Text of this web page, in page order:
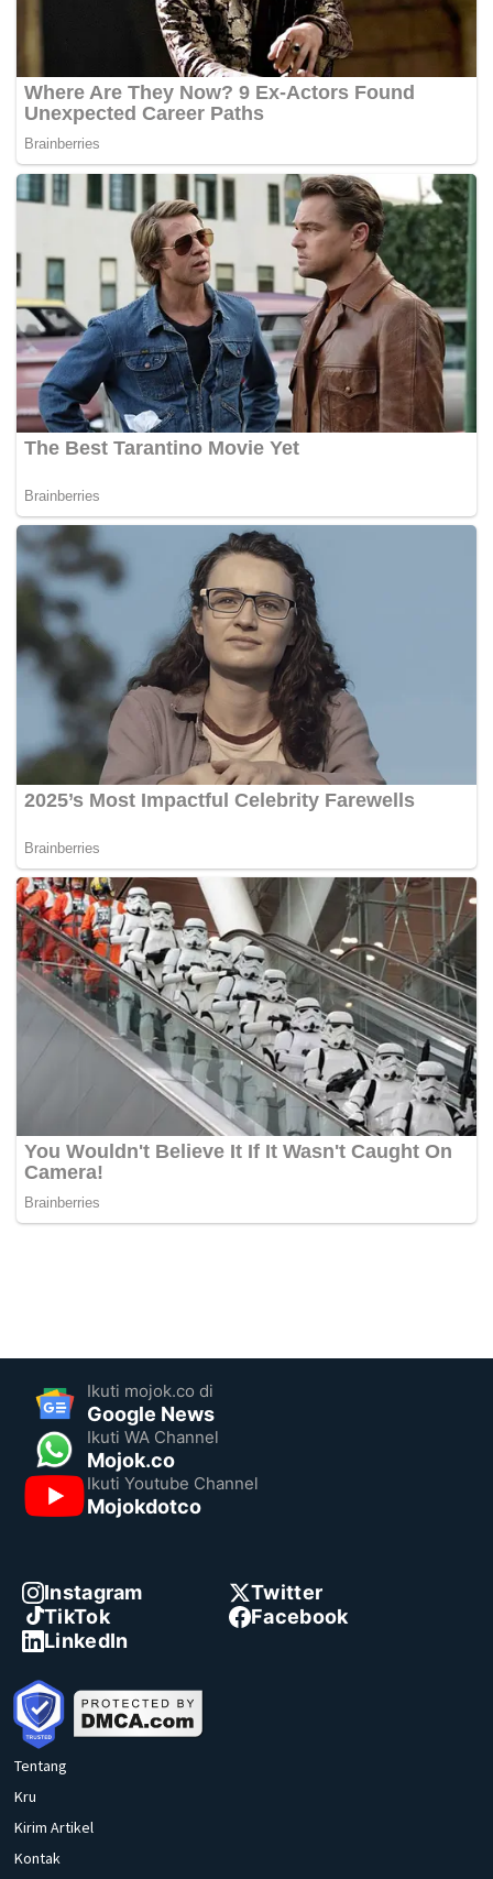
Ikuti mojok.co di
Google News
Ikuti WA Channel
Mojok.co
Ikuti Youtube Channel
Mojokdotco
Instagram
Twitter
TikTok
Facebook
LinkedIn
Tentang
Kru
Kirim Artikel
Kontak